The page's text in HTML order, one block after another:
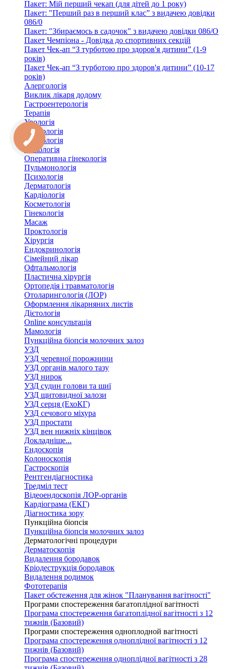
Пакет: Мій перший чекап (для дітей до 1 року)
Пакет: "Перший раз в перший клас” з видачею довідки
086/0
Пакет: "Збираємось в садочок" з видачею довідки 086/О
Пакет Чемпіона - Довідка до спортивних секцій
Пакет Чек-ап “З турботою про здоров'я дитини” (1-9
років)
Пакет Чек-ап “З турботою про здоров'я дитини” (10-17
років)
Алергологія
Виклик лікаря додому
Гастроентерологія
Терапія
Урологія
Флебологія
Неврологія
Онкологія
Оперативна гінекологія
Пульмонологія
Психологія
Дерматологія
Кардіологія
Косметологія
Гінекологія
Масаж
Проктологія
Хірургія
Ендокринологія
Сімейний лікар
Офтальмологія
Пластична хірургія
Ортопедія і травматологія
Отоларингологія (ЛОР)
Оформлення лікарняних листів
Дієтологія
Online консультація
Мамологія
Пункційна біопсія молочних залоз
УЗД
УЗД черевної порожнини
УЗД органів малого тазу
УЗД нирок
УЗД судин голови та шиї
УЗД щитовидної залози
УЗД серця (ЕхоКГ)
УЗД сечового міхура
УЗД простати
УЗД вен нижніх кінцівок
Докладніше...
Ендоскопія
Колоноскопія
Гастроскопія
Рентгендіагностика
Тредміл тест
Відеоендоскопія ЛОР-органів
Кардіограма (ЕКГ)
Діагностика зору
Пункційна біопсія
Пункційна біопсія молочних залоз
Дерматологічні процедури
Дерматоскопія
Видалення бородавок
Кріодеструкція бородавок
Видалення родимок
Фототерапія
Пакет обстеження для жінок "Планування вагітності"
Програми спостереження багатоплідної вагітності
Програма спостереження багатоплідної вагітності з 12
тижнів (Базовий)
Програми спостереження одноплодной вагітності
Програма спостереження одноплідної вагітності з 12
тижнів (Базовий)
Програма спостереження одноплідної вагітності з 28